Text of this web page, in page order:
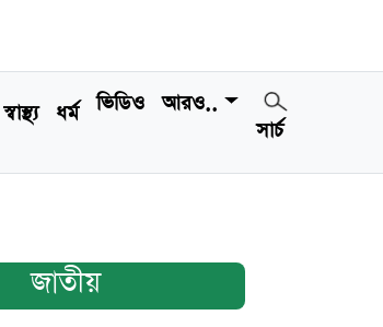
স্বাস্থ্য ধর্ম ভিডিও
আরও..
সার্চ
জাতীয়